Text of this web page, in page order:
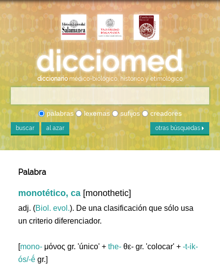
diccionario médico-biológico, histórico y etimológico
palabras lexemas sufijos creadores
buscar al azar otras búsquedas
Palabra
monotético, ca [monothetic]
adj. (Biol. evol.). De una clasificación que sólo usa
un criterio diferenciador.
[mono- μόνος gr. 'único' +the- θε- gr. 'colocar' +-t-ik-
ós/-ḗ gr.]